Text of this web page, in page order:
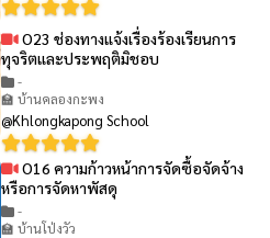
O23 ช่องทางแจ้งเรื่องร้องเรียนการ
ทุจริตและประพฤติมิชอบ
-
🏫 บ้านคลองกะพง
@Khlongkapong School
O16 ความก้าวหน้าการจัดซื้อจัดจ้าง
หรือการจัดหาพัสดุ
-
🏫 บ้านโป่งวัว